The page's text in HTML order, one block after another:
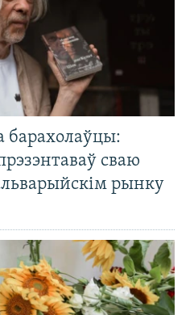
барахолаўцы:
сваю
рынку